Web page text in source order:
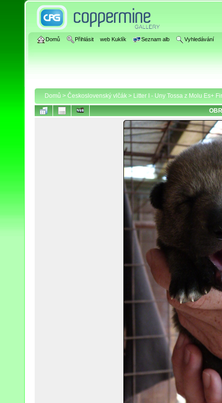
Domů Přihlásit web Kuklík Seznam alb Vyhledávání
Domů > Československý vlčák > Litter I - Uny Tossa z Molu Es+